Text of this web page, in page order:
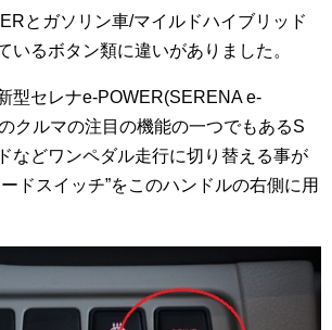
とガソリン車/マイルドハイブリッド
いるボタン類に違いがありました。
型セレナe-POWER(SERENA e-
クルマの注目の機能の一つでもあるS
などワンペダル走行に切り替える事が
ドスイッチ”をこのハンドルの右側に用